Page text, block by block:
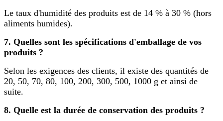
Le taux d'humidité des produits est de 14 % à 30 % (hors
aliments humides).
7. Quelles sont les spécifications d'emballage de vos
produits ?
Selon les exigences des clients, il existe des quantités de
20, 50, 70, 80, 100, 200, 300, 500, 1000 g et ainsi de
suite.
8. Quelle est la durée de conservation des produits ?